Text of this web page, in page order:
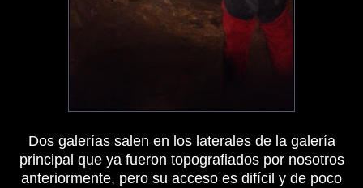
Dos galerías salen en los laterales de la galería
principal que ya fueron topografiados por nosotros
anteriormente, pero su acceso es difícil y de poco